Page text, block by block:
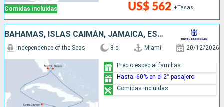
Comidas incluidas US$ 562 +Tasas
BAHAMAS, ISLAS CAIMÁN, JAMAICA, ESTADOS UNIDOS
Independence of the Seas 8 d Miami 20/12/2026
Precio especial familias
Hasta -60% en el 2° pasajero
Comidas incluidas